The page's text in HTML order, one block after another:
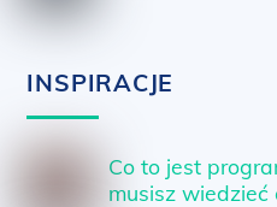
INSPIRACJE
Co to jest
musisz